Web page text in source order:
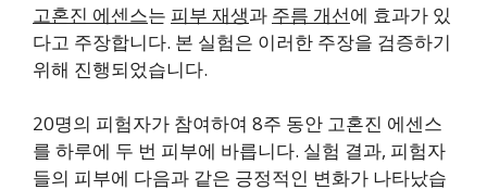
고혼진 에센스는 피부 재생과 주름 개선에 효과가 있
다고 주장합니다. 본 실험은 이러한 주장을 검증하기
위해 진행되었습니다.
20명의 피험자가 참여하여 8주 동안 고혼진 에센스
를 하루에 두 번 피부에 바릅니다. 실험 결과, 피험자
들의 피부에 다음과 같은 긍정적인 변화가 나타났습